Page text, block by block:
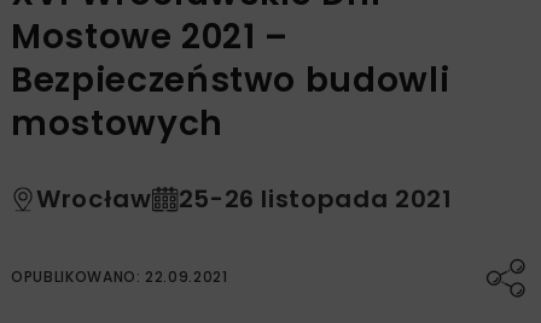
Mostowe 2021 –
Bezpieczeństwo budowli
mostowych
Wrocław 25-26 listopada 2021
OPUBLIKOWANO: 22.09.2021